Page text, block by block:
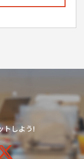
トしよう!